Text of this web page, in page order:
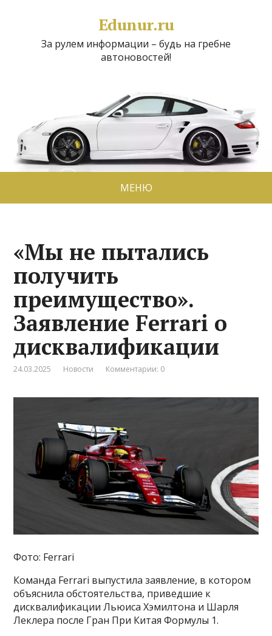
Edunur.ru
За рулем информации – будь на гребне
автоновостей!
МЕНЮ
«Мы не пытались
получить
преимущество».
Заявление Ferrari о
дисквалификации
24.03.2025 Новости Комментарии: 0
Фото: Ferrari
Команда Ferrari выпустила заявление, в котором
объяснила обстоятельства, приведшие к
дисквалификации Льюиса Хэмилтона и Шарля
Леклера после Гран При Китая Формулы 1.